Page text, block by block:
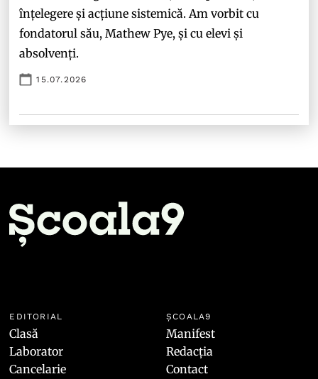
înțelegere și acțiune sistemică. Am vorbit cu
fondatorul său, Mathew Pye, și cu elevi și
absolvenți.
15.07.2026
EDITORIAL
Clasă
Laborator
Cancelarie
ȘCOALA9
Manifest
Redacția
Contact